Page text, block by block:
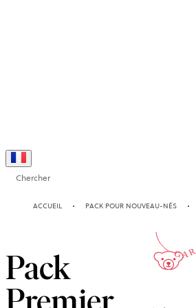
Chercher
ACCUEIL PACK POUR NOUVEAU-NÉS
Pack
10-ANS